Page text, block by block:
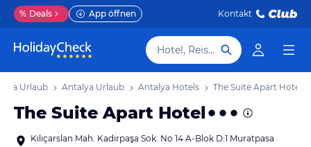
% Deals App öffnen Kontakt
Hotel, Reiseziel
Urlaub Antalya Urlaub Antalya Hotels The Suite Apart Hotel
The Suite Apart Hotel
Kılıçarslan Mah. Kadirpaşa Sok. No 14 A-Blok D:1 Muratpasa